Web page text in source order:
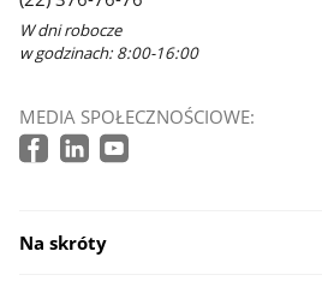
W dni robocze
w godzinach: 8:00-16:00
MEDIA SPOŁECZNOŚCIOWE:
Na skróty